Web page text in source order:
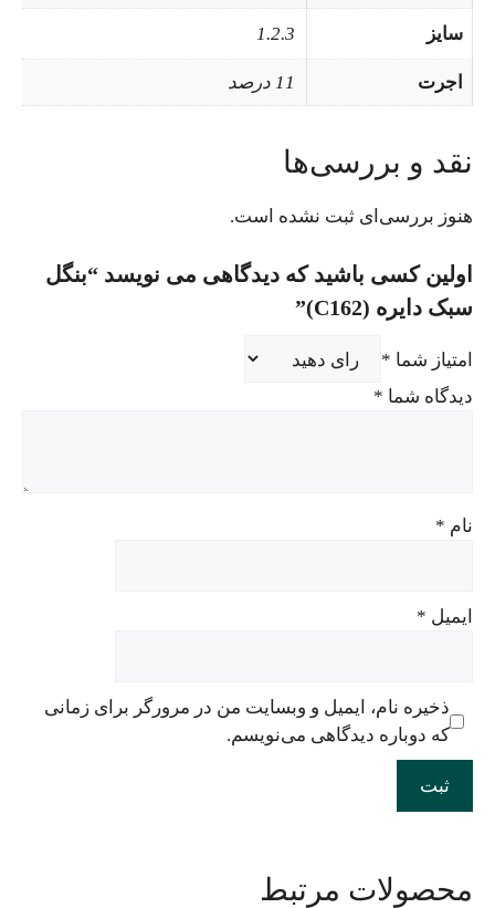
سایز 1.2.3
اجرت 11 درصد
نقد و بررسی‌ها
هنوز بررسی‌ای ثبت نشده است.
اولین کسی باشید که دیدگاهی می نویسد “بنگل
سبک دایره (C162)”
امتیاز شما *
دیدگاه شما *
نام *
ایمیل *
ذخیره نام، ایمیل و وبسایت من در مرورگر برای زمانی
که دوباره دیدگاهی می‌نویسم.
محصولات مرتبط